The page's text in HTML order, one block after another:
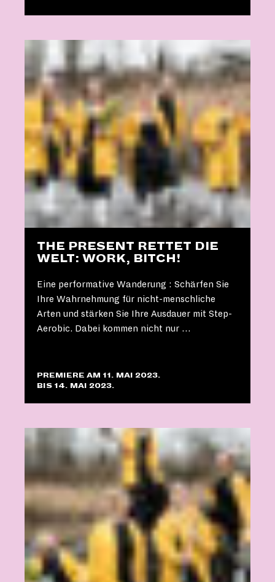
THE PRESENT RETTET DIE
WELT: WORK, BITCH!
Eine performative Wanderung : Schärfen Sie
Ihre Wahrnehmung für nicht-menschliche
Arten und stärken Sie Ihre Ausdauer mit Step-
Aerobic. Dabei kommen nicht nur …
PREMIERE AM 11. MAI 2023.
BIS 14. MAI 2023.